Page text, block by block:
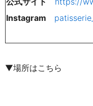
Instagram
▼場所はこちら